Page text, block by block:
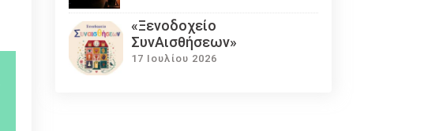
«Ξενοδοχείο
ΣυνΑισθήσεων»
17 Ιουλίου 2026